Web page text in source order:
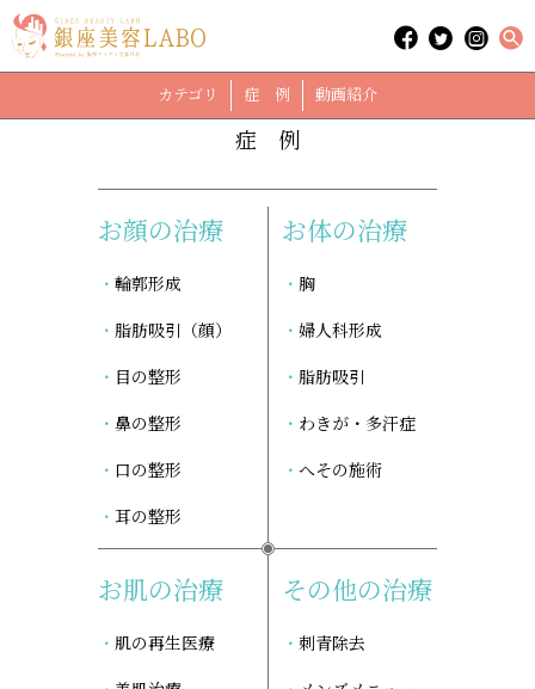
カテゴリ 症 例 動画紹介
「アフターケア」に関する記事
case
症 例
お顔の治療
輪郭形成
脂肪吸引（顔）
目の整形
鼻の整形
口の整形
耳の整形
お体の治療
胸
婦人科形成
脂肪吸引
わきが・多汗症
へその施術
お肌の治療
肌の再生医療
その他の治療
刺青除去